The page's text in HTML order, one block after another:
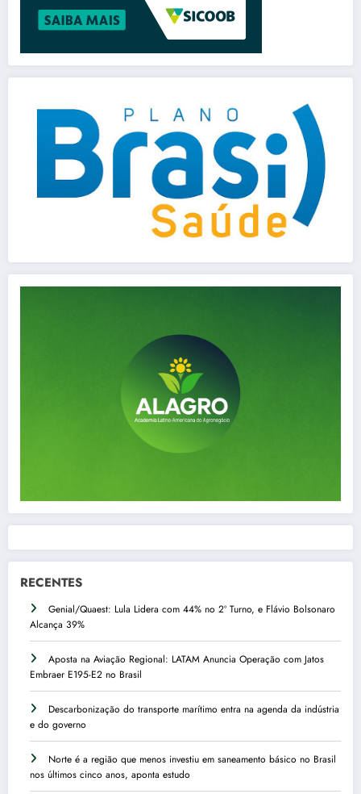
RECENTES
Genial/Quaest: Lula Lidera com 44% no 2º Turno, e Flávio Bolsonaro
Alcança 39%
Aposta na Aviação Regional: LATAM Anuncia Operação com Jatos
Embraer E195-E2 no Brasil
Descarbonização do transporte marítimo entra na agenda da indústria
e do governo
Norte é a região que menos investiu em saneamento básico no Brasil
nos últimos cinco anos, aponta estudo